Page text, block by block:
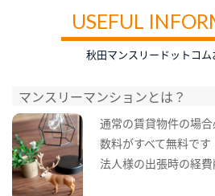
USEFUL
秋田マンスリードットコ
マンスリーマンションとは？
通常の賃貸物件の場
数料がすべて無料です
法人様の出張時の経費